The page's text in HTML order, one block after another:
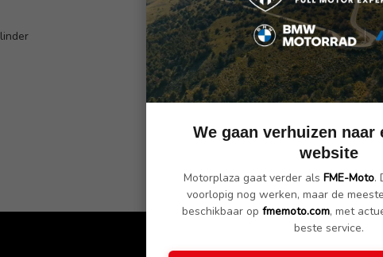
We gaan verhuizen naar
website
Motorplaza gaat verder als FME-Moto.
voorlopig nog werken, maar de
beschikbaar op fmemoto.com, met
beste service.